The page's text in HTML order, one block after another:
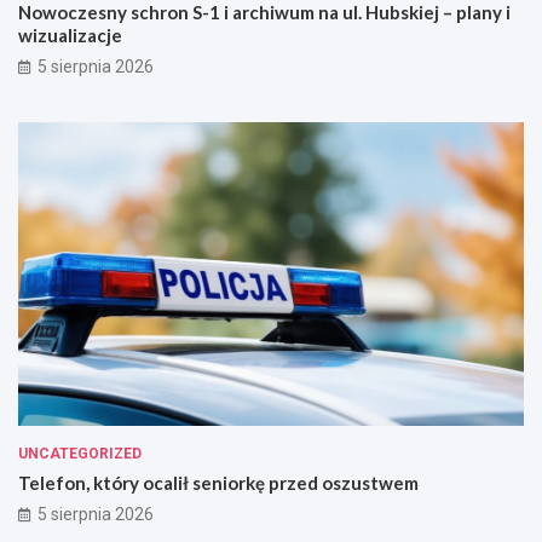
t
o
!
z
d
r
i
Nowoczesny schron S-1 i archiwum na ul. Hubskiej – plany i
wizualizacje
5 sierpnia 2026
UNCATEGORIZED
Telefon, który ocalił seniorkę przed oszustwem
5 sierpnia 2026